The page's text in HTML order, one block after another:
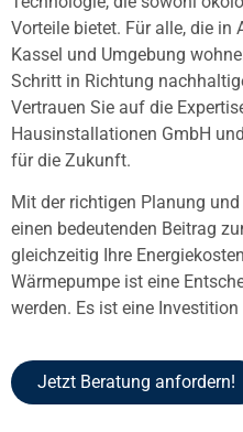
Vorteile bietet. Für alle, die in
Kassel und Umgebung
Schritt in Richtung
Vertrauen Sie auf die
Hausinstallationen GmbH
für die Zukunft.
Mit der richtigen Planung
einen bedeutenden Beitrag
gleichzeitig Ihre
Wärmepumpe ist eine
werden. Es ist eine
Jetzt Beratung anfordern!